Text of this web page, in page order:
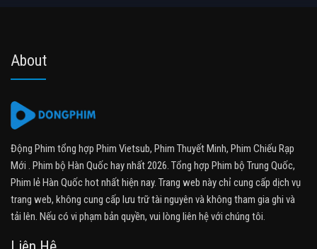
About
Động Phim tổng hợp Phim Vietsub, Phim Thuyết Minh, Phim Chiếu Rạp
Mới . Phim bộ Hàn Quốc hay nhất 2026. Tổng hợp Phim bộ Trung Quốc,
Phim lẻ Hàn Quốc hot nhất hiện nay. Trang web này chỉ cung cấp dịch vụ
trang web, không cung cấp lưu trữ tài nguyên và không tham gia ghi và
tải lên. Nếu có vi phạm bản quyền, vui lòng liên hệ với chúng tôi.